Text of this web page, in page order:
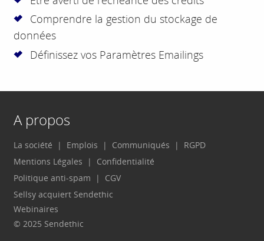
Comprendre la gestion du stockage de
données
Définissez vos Paramètres Emailings
A propos
La société Emplois Communiqués
RGPD
Mentions Légales
Confidentialité
Politique anti-spam
CGV
Sellsy acquiert Sendethic
Webinaires
© 2025 Sendethic